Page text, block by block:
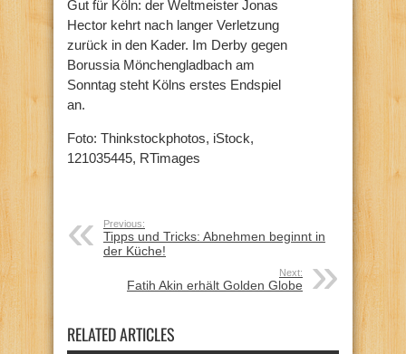
Gut für Köln: der Weltmeister Jonas
Hector kehrt nach langer Verletzung
zurück in den Kader. Im Derby gegen
Borussia Mönchengladbach am
Sonntag steht Kölns erstes Endspiel
an.
Foto: Thinkstockphotos, iStock,
121035445, RTimages
Previous:
Tipps und Tricks: Abnehmen beginnt in
der Küche!
Next:
Fatih Akin erhält Golden Globe
RELATED ARTICLES